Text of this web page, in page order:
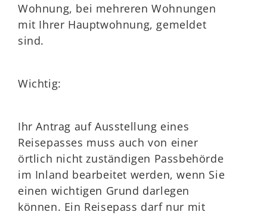
Wohnung, bei mehreren Wohnungen
mit Ihrer Hauptwohnung, gemeldet
sind.
Wichtig:
Ihr Antrag auf Ausstellung eines
Reisepasses muss auch von einer
örtlich nicht zuständigen Passbehörde
im Inland bearbeitet werden, wenn Sie
einen wichtigen Grund darlegen
können. Ein Reisepass darf nur mit